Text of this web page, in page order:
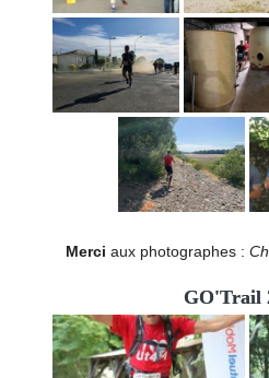
Merci aux photographes :
GO'Trail